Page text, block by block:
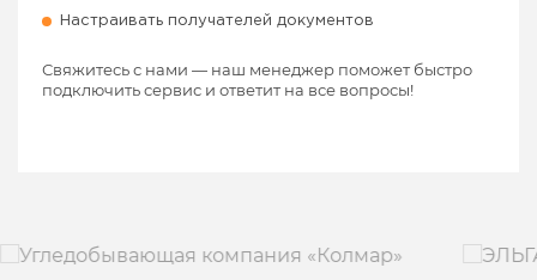
Настраивать получателей документов
Свяжитесь с нами — наш менеджер поможет быстро
подключить сервис и ответит на все вопросы!